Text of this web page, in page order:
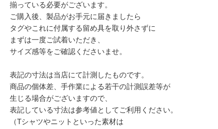
揃っている必要がございます。
ご購入後、製品がお手元に届きましたら
タグやこれに付属する留め具を取り外さずに
まずは一度ご試着いただき、
サイズ感等をご確認くださいませ。
表記の寸法は当店にて計測したものです。
商品の個体差、手作業による若干の計測誤差等が
生じる場合がございますので、
表記している寸法は参考値としてご利用ください。
（Tシャツやニットといった素材は